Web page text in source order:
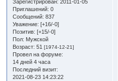
Зарегистрирован: 2011-01-05
Приглашений: 0
Сообщений: 837
Уважение: [+16/-0]
Позитив: [+15/-0]
Пол: Мужской
Возраст: 51[1974-12-21]
Провел на форуме:
14 дней 4 часа
Последний визит:
2021-08-23 14:23:22